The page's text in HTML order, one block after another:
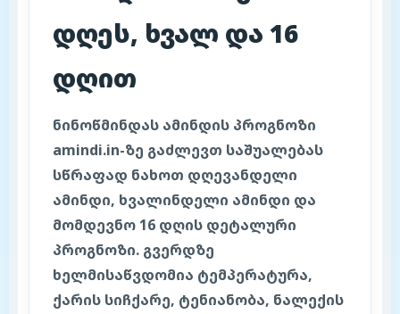
დღეს, ხვალ და 16
დღით
ნინოწმინდას ამინდის პროგნოზი
amindi.in-ზე გაძლევთ საშუალებას
სწრაფად ნახოთ დღევანდელი
ამინდი, ხვალინდელი ამინდი და
მომდევნო 16 დღის დეტალური
პროგნოზი. გვერდზე
ხელმისაწვდომია ტემპერატურა,
ქარის სიჩქარე, ტენიანობა, ნალექის